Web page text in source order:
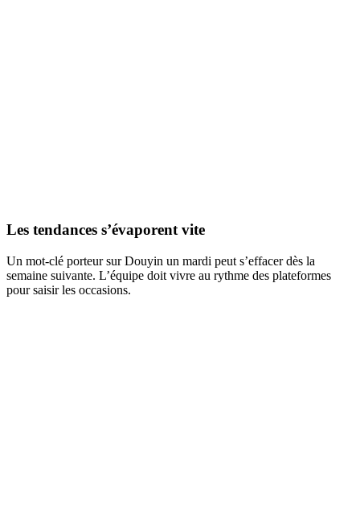
Les tendances s’évaporent vite
Un mot-clé porteur sur Douyin un mardi peut s’effacer dès la
semaine suivante. L’équipe doit vivre au rythme des plateformes
pour saisir les occasions.